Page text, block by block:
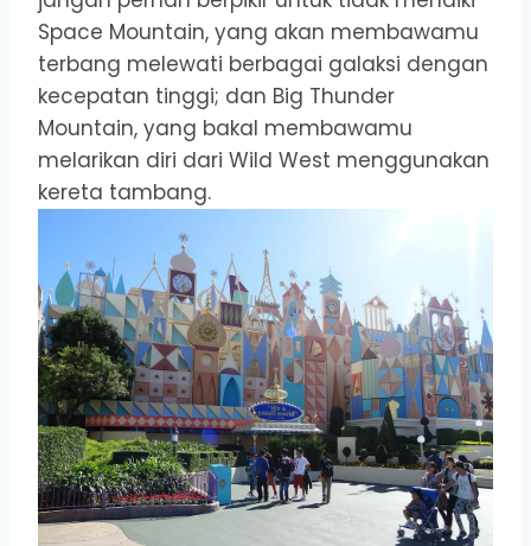
Space Mountain, yang akan membawamu
terbang melewati berbagai galaksi dengan
kecepatan tinggi; dan Big Thunder
Mountain, yang bakal membawamu
melarikan diri dari Wild West menggunakan
kereta tambang.